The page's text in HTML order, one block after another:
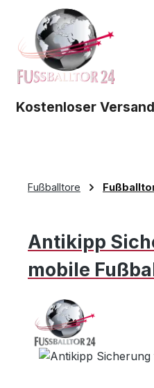
Zum Hauptinhalt springen
Kostenloser
Fußballtore
Antikipp
mobile
Bildergalerie